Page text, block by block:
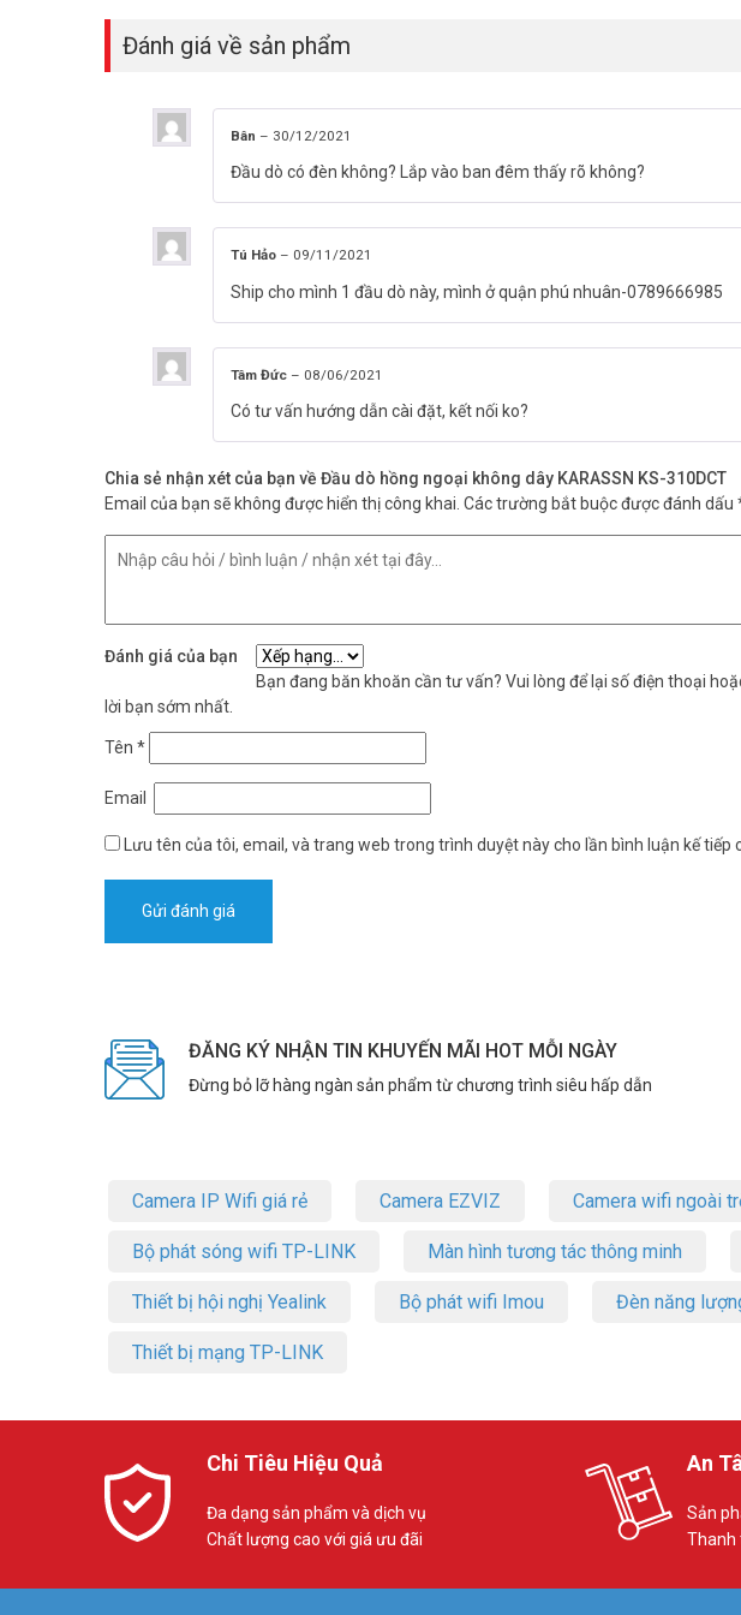
Đánh giá về sản phẩm
Bân – 30/12/2021
Đầu dò có đèn không? Lắp vào ban đêm thấy rõ không?
Tú Hảo – 09/11/2021
Ship cho mình 1 đầu dò này, mình ở quận phú nhuân-0789666985
Tâm Đức – 08/06/2021
Có tư vấn hướng dẫn cài đặt, kết nối ko?
Chia sẻ nhận xét của bạn về Đầu dò hồng ngoại không dây KARASSN KS-310DCT
Email của bạn sẽ không được hiển thị công khai. Các trường bắt buộc được đánh dấu
Đánh giá của bạn
Bạn đang băn khoăn cần tư vấn? Vui lòng để lại số điện thoại
lời bạn sớm nhất.
Tên *
Email
Lưu tên của tôi, email, và trang web trong trình duyệt này cho lần bình luận kế tiếp
ĐĂNG KÝ NHẬN TIN KHUYẾN MÃI HOT MỖI NGÀY
Đừng bỏ lỡ hàng ngàn sản phẩm từ chương trình siêu hấp dẫn
Camera IP Wifi giá rẻ Camera EZVIZ Camera wifi ngoài
Bộ phát sóng wifi TP-LINK Màn hình tương tác thông minh
Thiết bị hội nghị Yealink Bộ phát wifi Imou Đèn năng
Thiết bị mạng TP-LINK
Chi Tiêu Hiệu Quả
Đa dạng sản phẩm và dịch vụ
Chất lượng cao với giá ưu đãi
An
Sản
Thanh